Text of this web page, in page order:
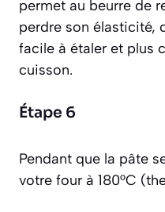
permet au beurre de
perdre son élasticité,
facile à étaler et plus
cuisson.
Étape 6
Pendant que la pâte
votre four à 180°C